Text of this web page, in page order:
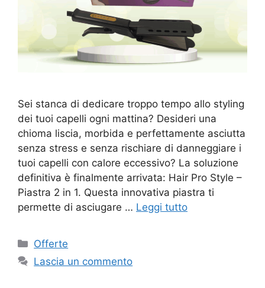
Sei stanca di dedicare troppo tempo allo styling
dei tuoi capelli ogni mattina? Desideri una
chioma liscia, morbida e perfettamente asciutta
senza stress e senza rischiare di danneggiare i
tuoi capelli con calore eccessivo? La soluzione
definitiva è finalmente arrivata: Hair Pro Style –
Piastra 2 in 1. Questa innovativa piastra ti
permette di asciugare … Leggi tutto
Categorie
Offerte
Lascia un commento